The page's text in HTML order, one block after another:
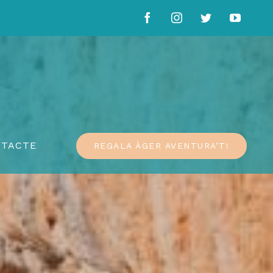
FacebookInstagramTwitter
REGALA ÀGER AVENTURA’T!